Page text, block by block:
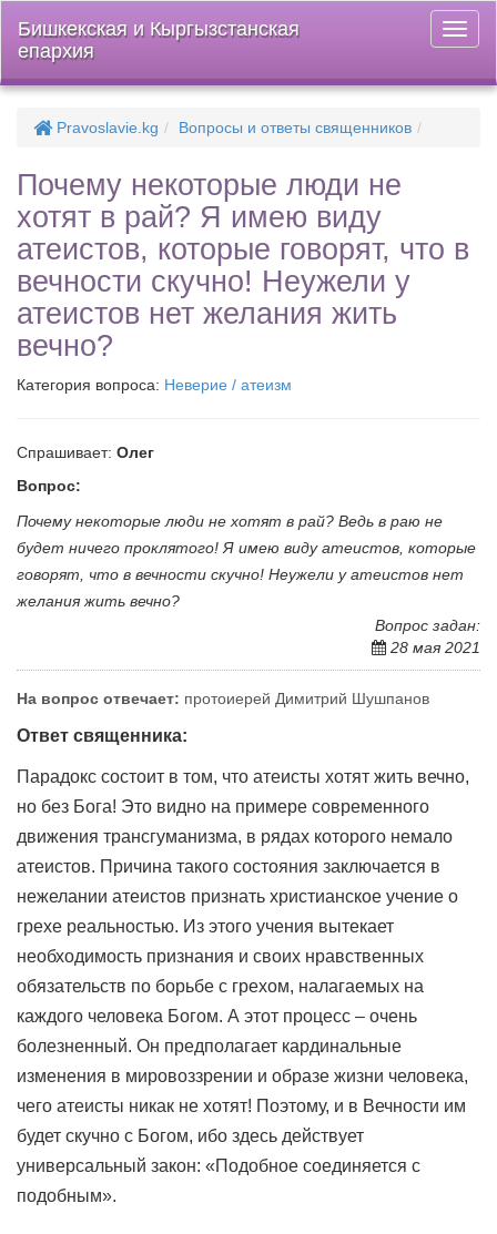
меню
Бишкекская и Кыргызстанская
епархия
Pravoslavie.kg Вопросы и ответы священников
Почему некоторые люди не
хотят в рай? Я имею виду
атеистов, которые говорят, что в
вечности скучно! Неужели у
атеистов нет желания жить
вечно?
Категория вопроса: Неверие / атеизм
Спрашивает: Олег
Вопрос:
Почему некоторые люди не хотят в рай? Ведь в раю не
будет ничего проклятого! Я имею виду атеистов, которые
говорят, что в вечности скучно! Неужели у атеистов нет
желания жить вечно?
Вопрос задан:
28 мая 2021
На вопрос отвечает: протоиерей Димитрий Шушпанов
Ответ священника:
Парадокс состоит в том, что атеисты хотят жить вечно,
но без Бога! Это видно на примере современного
движения трансгуманизма, в рядах которого немало
атеистов. Причина такого состояния заключается в
нежелании атеистов признать христианское учение о
грехе реальностью. Из этого учения вытекает
необходимость признания и своих нравственных
обязательств по борьбе с грехом, налагаемых на
каждого человека Богом. А этот процесс – очень
болезненный. Он предполагает кардинальные
изменения в мировоззрении и образе жизни человека,
чего атеисты никак не хотят! Поэтому, и в Вечности им
будет скучно с Богом, ибо здесь действует
универсальный закон: «Подобное соединяется с
подобным».